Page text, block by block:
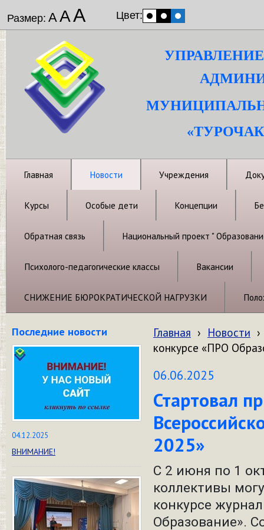
Размер: ААА Цвет:
Главная Новости Учреждения
Курсы Особые дети Концепции
Обратная связь Национальный проект "
Психолого-педагогические классы Вакансии
СНИЖЕНИЕ БЮРОКРАТИЧЕСКОЙ НАГРУЗКИ
Последние новости
04.12.2025
ВНИМАНИЕ!
Главная › Новости ›
конкурсе «ПРО
06.06.2025
Стартовал
2025»
С 2 июня по 1
коллективы
конкурсе
Образование».